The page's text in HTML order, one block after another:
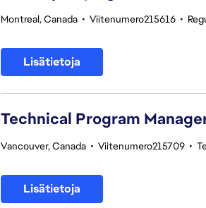
Montreal, Canada • Viitenumero215616 •
Lisätietoja
Technical Program
Vancouver, Canada • Viitenumero215709 •
Lisätietoja